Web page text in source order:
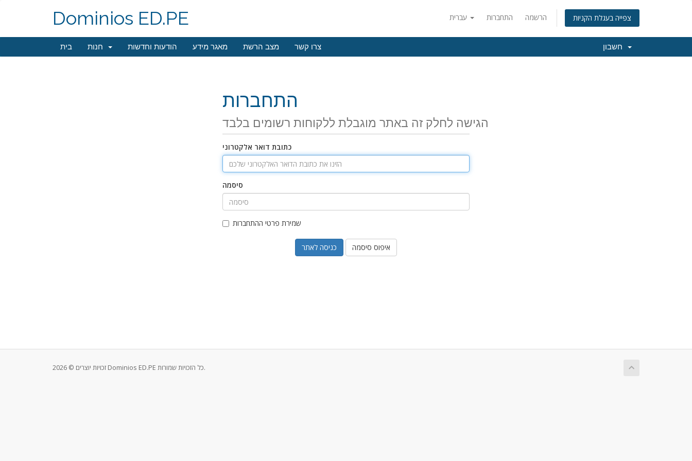
התחברות הרשמה צפייה בעגלת הקניות Dominios ED.PE
בית הודעות וחדשות מאגר מידע מצב הרשת צרו קשר
התחברות
הגישה לחלק זה באתר מוגבלת ללקוחות רשומים בלבד
כתובת דואר אלקטרוני
סיסמה
שמירת פרטי ההתחברות
איפוס סיסמה
זכויות יוצרים © 2026 Dominios ED.PE כל הזכויות שמורות.